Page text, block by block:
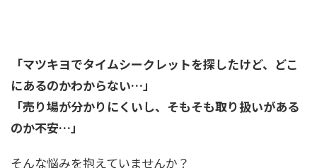
「マツキヨでタイムシークレットを探したけど、どこ
にあるのかわからない…」
「売り場が分かりにくいし、そもそも取り扱いがある
のか不安…」
そんな悩みを抱えていませんか？